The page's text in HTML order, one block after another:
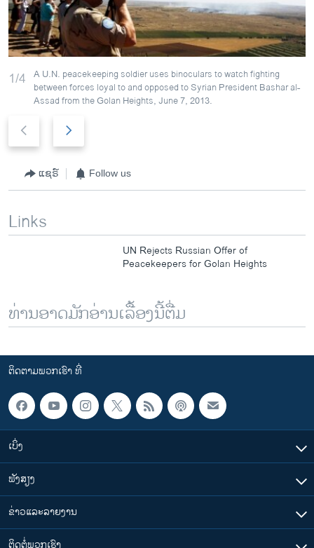
1/4 A U.N. peacekeeping soldier uses binoculars to watch fighting
between forces loyal to and opposed to Syrian President Bashar al-
Assad from the Golan Heights, June 7, 2013.
e
i
u
s
d
e
x
t
s
d
ແຊຣ໌ Follow us
Links
UN Rejects Russian Offer of
Peacekeepers for Golan Heights
ທ່ານອາດມັກອ່ານເລື້ອງນີ້ຕື່ມ
ຕິດຕາມພວກເຮົາ ທີ່
ເບິ່ງ
ຟັງສຽງ
ຂ່າວແລະລາຍງານ